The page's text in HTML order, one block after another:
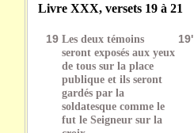
Livre XXX, versets 19 à 21
19 Les deux témoins
seront exposés aux yeux
de tous sur la place
publique et ils seront
gardés par la
soldatesque comme le
fut le Seigneur sur la
19'